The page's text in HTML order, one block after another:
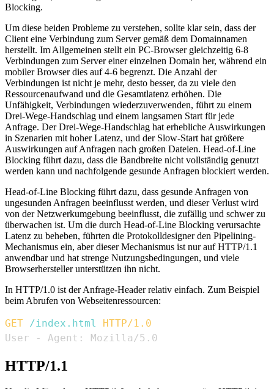
Blocking.
Um diese beiden Probleme zu verstehen, sollte klar sein, dass der
Client eine Verbindung zum Server gemäß dem Domainnamen
herstellt. Im Allgemeinen stellt ein PC-Browser gleichzeitig 6-8
Verbindungen zum Server einer einzelnen Domain her, während ein
mobiler Browser dies auf 4-6 begrenzt. Die Anzahl der
Verbindungen ist nicht je mehr, desto besser, da zu viele den
Ressourcenaufwand und die Gesamtlatenz erhöhen. Die
Unfähigkeit, Verbindungen wiederzuverwenden, führt zu einem
Drei-Wege-Handschlag und einem langsamen Start für jede
Anfrage. Der Drei-Wege-Handschlag hat erhebliche Auswirkungen
in Szenarien mit hoher Latenz, und der Slow-Start hat größere
Auswirkungen auf Anfragen nach großen Dateien. Head-of-Line
Blocking führt dazu, dass die Bandbreite nicht vollständig genutzt
werden kann und nachfolgende gesunde Anfragen blockiert werden.
Head-of-Line Blocking führt dazu, dass gesunde Anfragen von
ungesunden Anfragen beeinflusst werden, und dieser Verlust wird
von der Netzwerkumgebung beeinflusst, die zufällig und schwer zu
überwachen ist. Um die durch Head-of-Line Blocking verursachte
Latenz zu beheben, führten die Protokolldesigner den Pipelining-
Mechanismus ein, aber dieser Mechanismus ist nur auf HTTP/1.1
anwendbar und hat strenge Nutzungsbedingungen, und viele
Browserhersteller unterstützen ihn nicht.
In HTTP/1.0 ist der Anfrage-Header relativ einfach. Zum Beispiel
beim Abrufen von Webseitenressourcen:
GET /index.html
HTTP/1.0
User - Agent: Mozilla/5.0
HTTP/1.1